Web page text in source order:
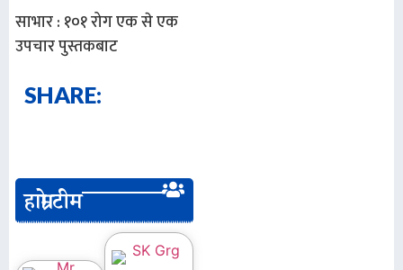
साभार : १०१ रोग एक से एक
उपचार पुस्तकबाट
SHARE:
हाम्रो टीम